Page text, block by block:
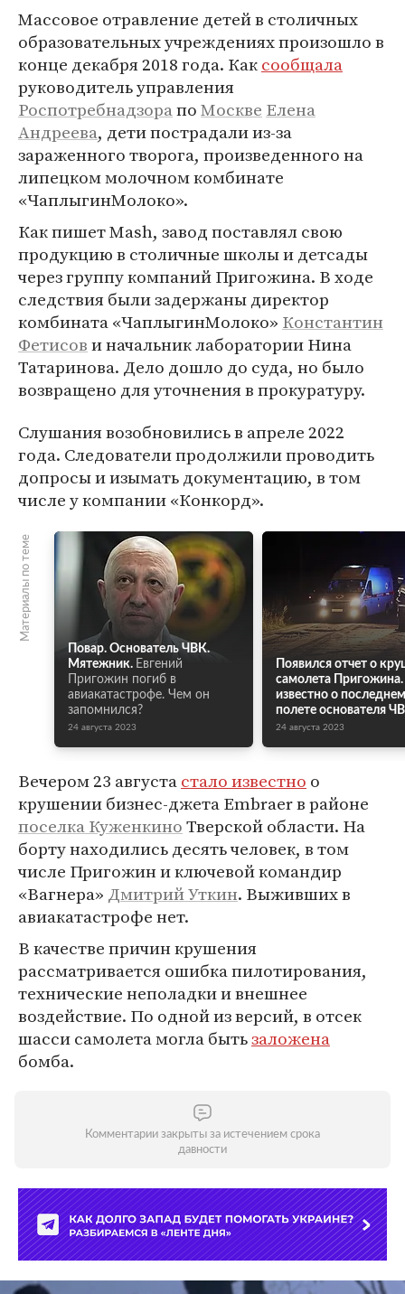
Массовое отравление детей в столичных
образовательных учреждениях произошло в
конце декабря 2018 года. Каксообщала
руководитель управления
РоспотребнадзорапоМоскве Елена
Андреева, дети пострадали из-за
зараженного творога, произведенного на
липецком молочном комбинате
«ЧаплыгинМолоко».
Как пишет Mash, завод поставлял свою
продукцию в столичные школы и детсады
через группу компаний Пригожина. В ходе
следствия были задержаны директор
комбината «ЧаплыгинМолоко» Константин
Фетисови начальник лаборатории Нина
Татаринова. Дело дошло до суда, но было
возвращено для уточнения в прокуратуру.
Слушания возобновились в апреле 2022
года. Следователи продолжили проводить
допросы и изымать документацию, в том
числе у компании «Конкорд».
Материалы по теме
Повар. Основатель ЧВК.
Мятежник. Евгений
Пригожин погиб в
авиакатастрофе. Чем он
запомнился?
24 августа 2023
Появился отчет о
самолета
известно о последнем
полете основателя
24 августа 2023
Вечером 23 августастало известно о
крушении бизнес-джета Embraer в районе
поселка КуженкиноТверской области. На
борту находились десять человек, в том
числе Пригожин и ключевой командир
«Вагнера» Дмитрий Уткин. Выживших в
авиакатастрофе нет.
В качестве причин крушения
рассматривается ошибка пилотирования,
технические неполадки и внешнее
воздействие. По одной из версий, в отсек
шасси самолета могла бытьзаложена
бомба.
Комментарии закрыты за истечением срока
давности